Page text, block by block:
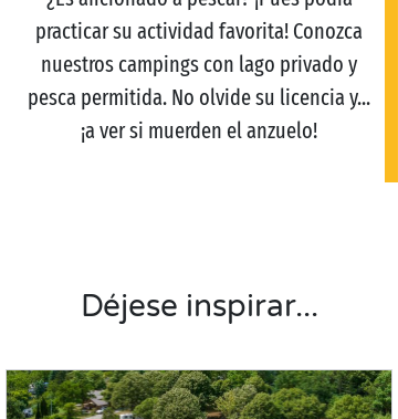
practicar su actividad favorita! Conozca
nuestros campings con lago privado y
pesca permitida. No olvide su licencia y...
¡a ver si muerden el anzuelo!
Déjese inspirar...